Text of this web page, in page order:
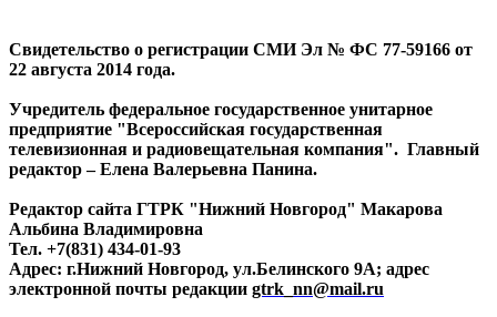
Свидетельство о регистрации СМИ Эл № ФС 77-59166 от
22 августа 2014 года.
Учредитель федеральное государственное унитарное
предприятие "Всероссийская государственная
телевизионная и радиовещательная компания". Главный
редактор – Елена Валерьевна Панина.
Редактор сайта ГТРК "Нижний Новгород" Макарова
Альбина Владимировна
Тел. +7(831) 434-01-93
Адрес: г.Нижний Новгород, ул.Белинского 9А; адрес
электронной почты редакции gtrk_nn@mail.ru